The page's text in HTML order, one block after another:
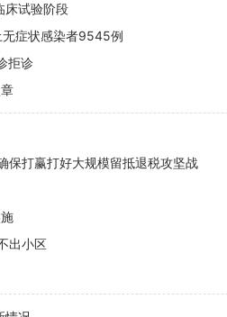
床试验阶段
无症状感染者9545例
拒诊
保打赢打好大规模留抵退税攻坚战
出小区